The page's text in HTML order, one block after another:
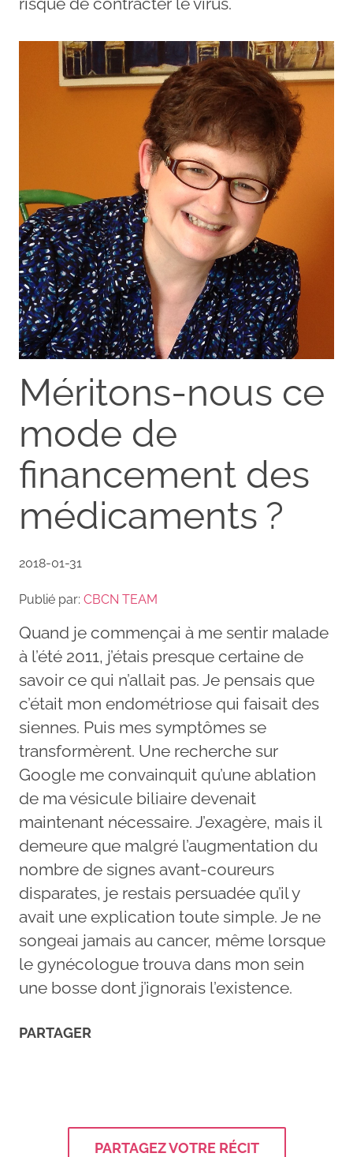
Méritons-nous ce
mode de
financement des
médicaments ?
2018-01-31
Publié par: CBCN TEAM
Quand je commençai à me sentir malade
à l’été 2011, j’étais presque certaine de
savoir ce qui n’allait pas. Je pensais que
c’était mon endométriose qui faisait des
siennes. Puis mes symptômes se
transformèrent. Une recherche sur
Google me convainquit qu’une ablation
de ma vésicule biliaire devenait
maintenant nécessaire. J’exagère, mais il
demeure que malgré l’augmentation du
nombre de signes avant-coureurs
disparates, je restais persuadée qu’il y
avait une explication toute simple. Je ne
songeai jamais au cancer, même lorsque
le gynécologue trouva dans mon sein
une bosse dont j’ignorais l’existence.
PARTAGER
PARTAGEZ VOTRE RÉCIT